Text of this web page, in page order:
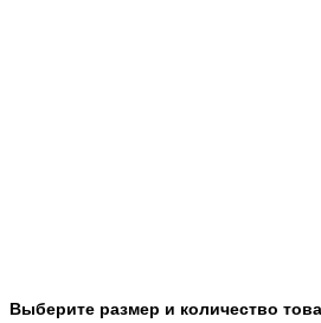
Выберите размер и количество